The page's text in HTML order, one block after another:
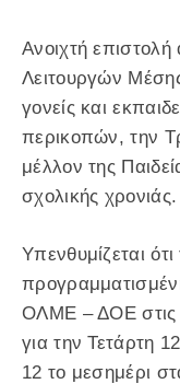
Ανοιχτή
Λειτουργών
γονείς και
περικοπών, την
μέλλον της
σχολικής χρονιάς.
Υπενθυμίζεται
ΟΛΜΕ – ΔΟΕ στις
για την Τετάρτη
12 το μεσημέρι